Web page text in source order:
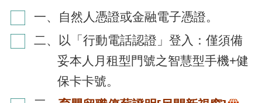
一、自然人憑證或金融電子憑證。
二、以「行動電話認證」登入：僅須備
妥本人月租型門號之智慧型手機+健
保卡卡號。